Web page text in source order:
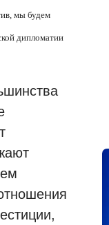
мы будем
дипломатии